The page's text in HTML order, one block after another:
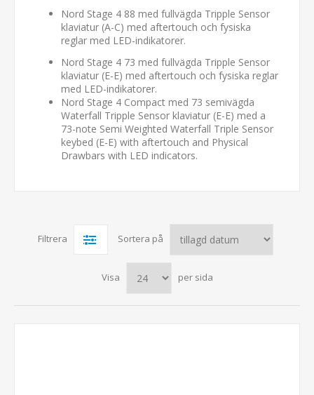
Nord Stage 4 88 med fullvägda Tripple Sensor
klaviatur (A-C) med aftertouch och fysiska
reglar med LED-indikatorer.
Nord Stage 4 73 med fullvägda Tripple Sensor
klaviatur (E-E) med aftertouch och fysiska reglar
med LED-indikatorer.
Nord Stage 4 Compact med 73 semivägda
Waterfall Tripple Sensor klaviatur (E-E) med a
73-note Semi Weighted Waterfall Triple Sensor
keybed (E-E) with aftertouch and Physical
Drawbars with LED indicators.
Filtrera Sortera på
Visa per sida